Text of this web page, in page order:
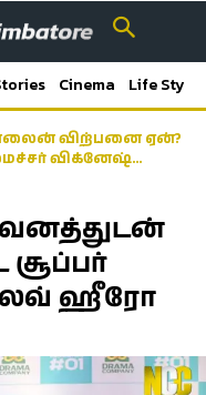
Cinema Life Style
விற்பனை ஏன்?
விக்னேஷ்…
லவ் ஹீரோ